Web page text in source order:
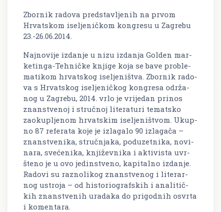
Zbornik radova predstavljenih na prvom
Hrvatskom iseljeničkom kongresu u Zagrebu
23.-26.06.2014.
Naj­no­vi­je iz­da­nje u nizu iz­da­nja Gol­den mar­
ke­tin­ga-Teh­ni­čke knji­ge koja se bave pro­ble­
ma­ti­kom hr­vat­skog ise­lje­ni­št­va. Zbor­nik ra­do­
va s Hr­vat­skog ise­lje­nič­kog kon­gre­sa odr­ža­
nog u Za­gre­bu, 2014. vrlo je vri­je­dan pri­nos
znan­st­ve­noj i struč­noj li­te­ra­tu­ri te­mat­sko
zao­kup­lje­nom hr­vat­skim ise­lje­ni­št­vom. Ukup­
no 87 re­fe­ra­ta koje je iz­la­ga­lo 90 iz­la­ga­ča –
znan­st­ve­ni­ka, struč­nja­ka, po­du­zet­ni­ka, no­vi­
na­ra, sve­će­ni­ka, knji­žev­ni­ka i ak­ti­vi­sta uvr­
šte­no je u ovo je­din­st­ve­no, ka­pi­tal­no iz­da­nje.
Ra­do­vi su raz­no­li­kog znan­st­ve­nog i li­te­rar­
nog us­tro­ja – od hi­sto­rio­graf­skih i ana­li­tič­
kih znan­st­ve­nih ura­da­ka do pri­god­nih os­vr­ta
i ko­men­ta­ra.